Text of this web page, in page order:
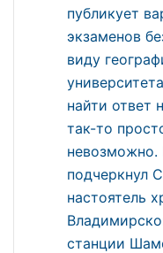
публикует
экзаменов
виду
найти ответ
так-то
подчеркнул
настоятель
станции